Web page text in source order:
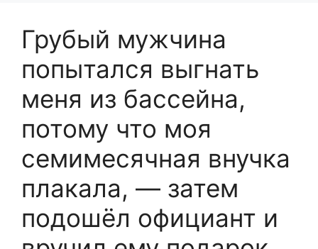
Грубый мужчина
попытался выгнать
меня из бассейна,
потому что моя
семимесячная внучка
плакала, — затем
подошёл официант и